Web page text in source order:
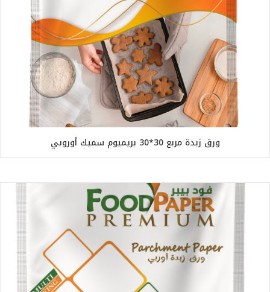
ورق زبدة مربع 30*30 بريميوم سميك أوروبي